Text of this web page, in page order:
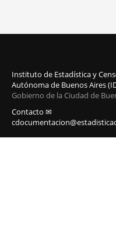
Instituto de Estadística y
Autónoma de Buenos Aires
Gobierno de la Ciudad de
Contacto ✉